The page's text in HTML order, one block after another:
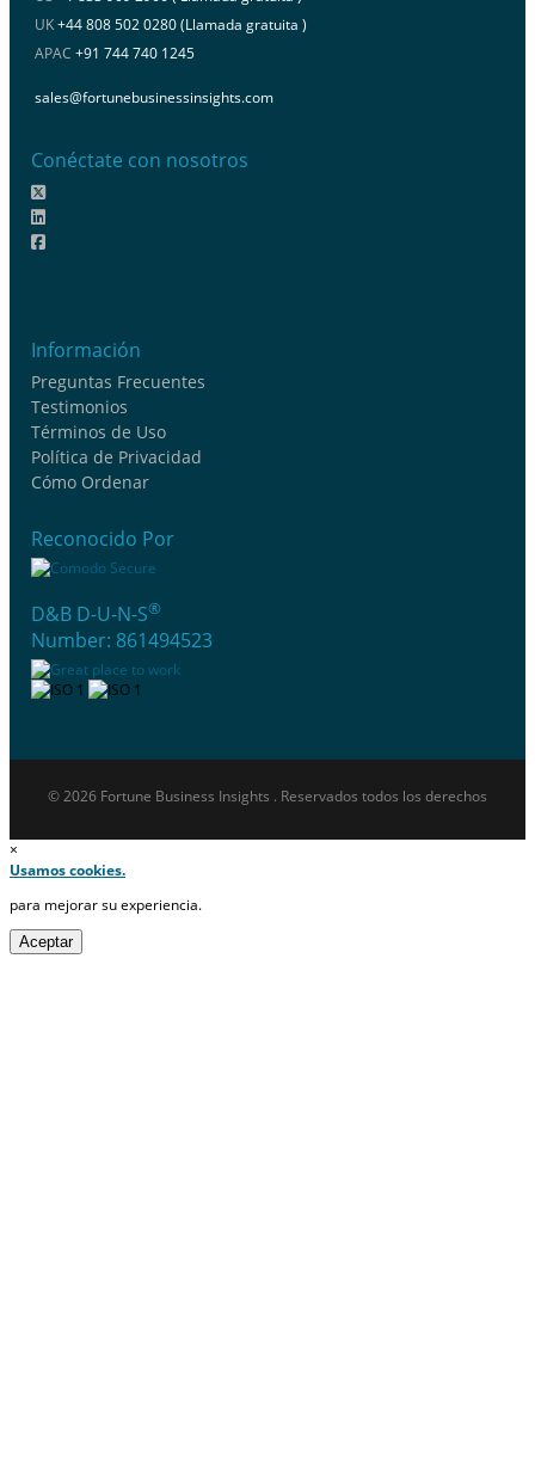
UK+44 808 502 0280 (Llamada gratuita )
APAC +91 744 740 1245
sales@fortunebusinessinsights.com
Conéctate con nosotros
Información
Preguntas Frecuentes
Testimonios
Términos de Uso
Política de Privacidad
Cómo Ordenar
Reconocido Por
D&B D-U-N-S®
Number: 861494523
© 2026 Fortune Business Insights . Reservados todos los derechos
×
Usamos cookies.
para mejorar su experiencia.
Aceptar